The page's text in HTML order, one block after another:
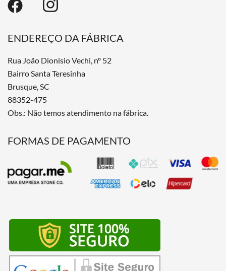
ENDEREÇO DA FÁBRICA
Rua João Dionisio Vechi, nº 52
Bairro Santa Teresinha
Brusque, SC
88352-475
Obs.: Não temos atendimento na fábrica.
FORMAS DE PAGAMENTO